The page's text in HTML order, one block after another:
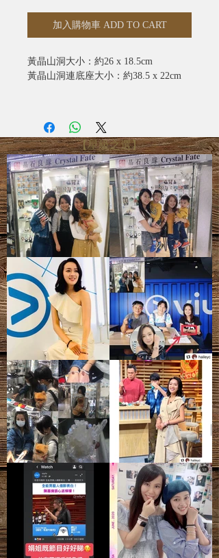
加入購物車 ADD TO CART
黃晶山洞大小：約26 x 18.5cm
黃晶山洞連底座大小：約38.5 x 22cm
家中/鋪頭收貨🤝建議有自己生意的各
位小老闆必備一個，放屋企/放鋪頭公
司都可以‼️.💛人緣💛招財💛生意興隆💛
客緣💛鎮宅鎮鋪🔱瑪瑙層當然肯定有
【星級之選】